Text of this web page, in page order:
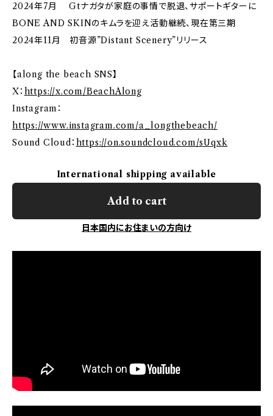
2024年7月 Gtナガタが家庭の事情で脱退、サポートギターに
BONE AND SKINのキムラを迎え活動継続、現在第三期
2024年11月 初音源”Distant Scenery”リリース
【along the beach SNS】
X： https://x.com/BeachAlong
Instagram：
https://www.instagram.com/a_longthebeach/
Sound Cloud： https://on.soundcloud.com/sUqxk
International shipping available
Add to cart
日本国内にお住まいの方向け